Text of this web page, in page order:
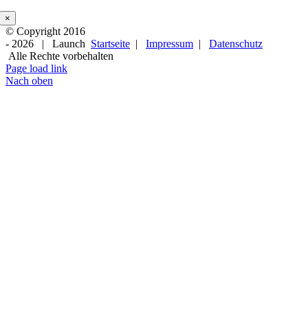
×
© Copyright 2016
- 2026 | Launch Startseite | Impressum | Datenschutz
Alle Rechte vorbehalten
Page load link
Nach oben